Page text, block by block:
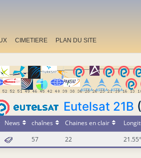
CIMETIERE PLAN DU SITE
Eutelsat 21B (
News chaînes Chaines en clair
57 22